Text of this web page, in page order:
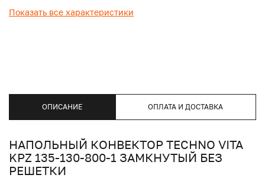
Показать все характеристики
ОПИСАНИЕ ОПЛАТА И ДОСТАВКА
НАПОЛЬНЫЙ КОНВЕКТОР TECHNO VITA
KPZ 135-130-800-1 ЗАМКНУТЫЙ БЕЗ
РЕШЕТКИ